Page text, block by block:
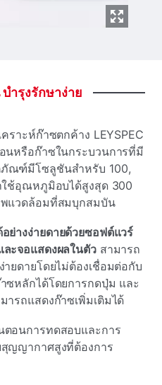
บํารุงรักษาง่าย
คราะห์ก๊าซตกค้าง LEYSPEC
นหรือก๊าซในกระบวนการที่มี
ณฑ์มีโซลูชันสําหรับ 100,
ช้อุณหภูมิอบได้สูงสุด 300
พแวดล้อมที่สมบุกสมบัน
ย่างง่ายดายด้วยซอฟต์แวร์
ะจอแสดงผลในตัวสามารถ
ายดายโดยไม่ต้องเชื่อมต่อกับ
ซหลักได้โดยการกดปุ่ม และ
ารถแสดงก๊าซเพิ่มเติมได้
ตอนการทดสอบและการ
สุญญากาศสูงที่ต้องการ